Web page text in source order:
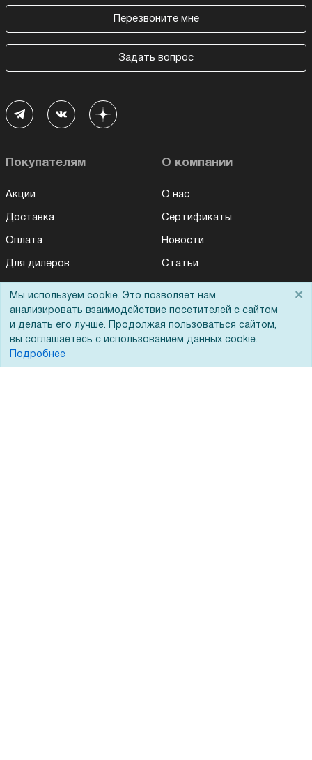
Перезвоните мне
Задать вопрос
Покупателям
Акции
Доставка
Оплата
Для дилеров
Кредитование
Госучреждениям
Тендеры
О компании
О нас
Сертификаты
Новости
Статьи
Демопоказ
Мы используем cookie. Это позволяет нам
анализировать взаимодействие посетителей с сайтом
и делать его лучше. Продолжая пользоваться сайтом,
вы соглашаетесь с использованием данных cookie.
Подробнее
×